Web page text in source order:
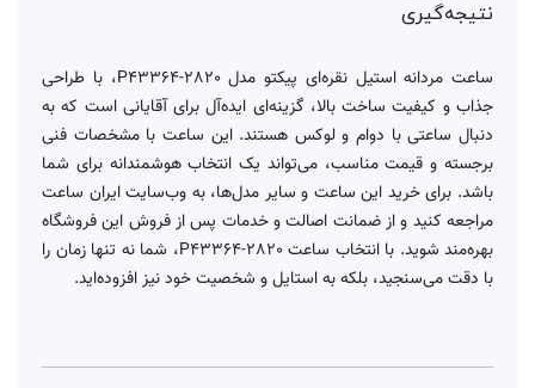
نتیجه‌گیری
ساعت مردانه استیل نقره‌ای پیکتو مدل P43364-2820، با طراحی
جذاب و کیفیت ساخت بالا، گزینه‌ای ایده‌آل برای آقایانی است که به
دنبال ساعتی با دوام و لوکس هستند. این ساعت با مشخصات فنی
برجسته و قیمت مناسب، می‌تواند یک انتخاب هوشمندانه برای شما
باشد. برای خرید این ساعت و سایر مدل‌ها، به وب‌سایت ایران ساعت
مراجعه کنید و از ضمانت اصالت و خدمات پس از فروش این فروشگاه
بهره‌مند شوید. با انتخاب ساعت P43364-2820، شما نه تنها زمان را
با دقت می‌سنجید، بلکه به استایل و شخصیت خود نیز افزوده‌اید.